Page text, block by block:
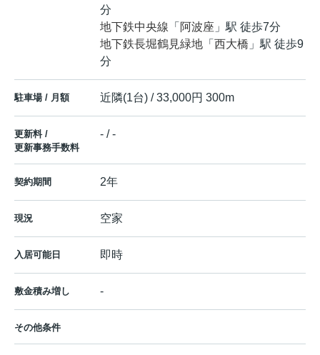
分
地下鉄中央線 「 阿波座 」駅 徒歩7分
地下鉄長堀鶴見緑地 「 西大橋 」駅 徒歩9
分
駐車場 / 月額 近隣(1台) / 33,000円 300m
更新料 /
更新事務手数料
- / -
契約期間 2年
現況 空家
入居可能日 即時
敷金積み増し -
その他条件